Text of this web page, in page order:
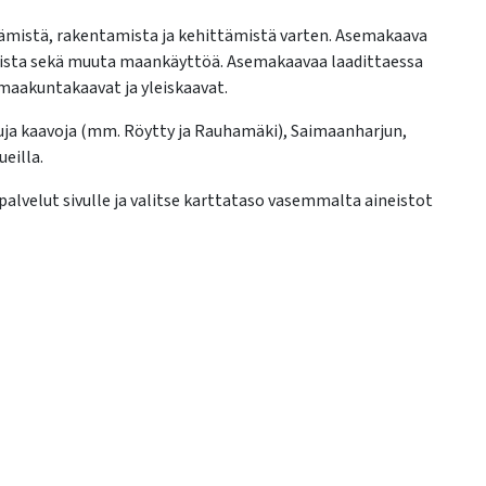
rakentamista ja kehittämistä varten. Asemakaava
sekä muuta maankäyttöä. Asemakaavaa laadittaessa
ja yleiskaavat.
kaavoja (mm. Röytty ja Rauhamäki), Saimaanharjun,
sivulle ja valitse karttataso vasemmalta aineistot